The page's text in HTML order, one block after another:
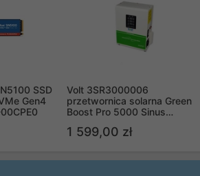
SSD
Gen4
Volt 3SR3000006
przetwornica solarna Green
Boost Pro 5000 Sinus
1 599,00 zł